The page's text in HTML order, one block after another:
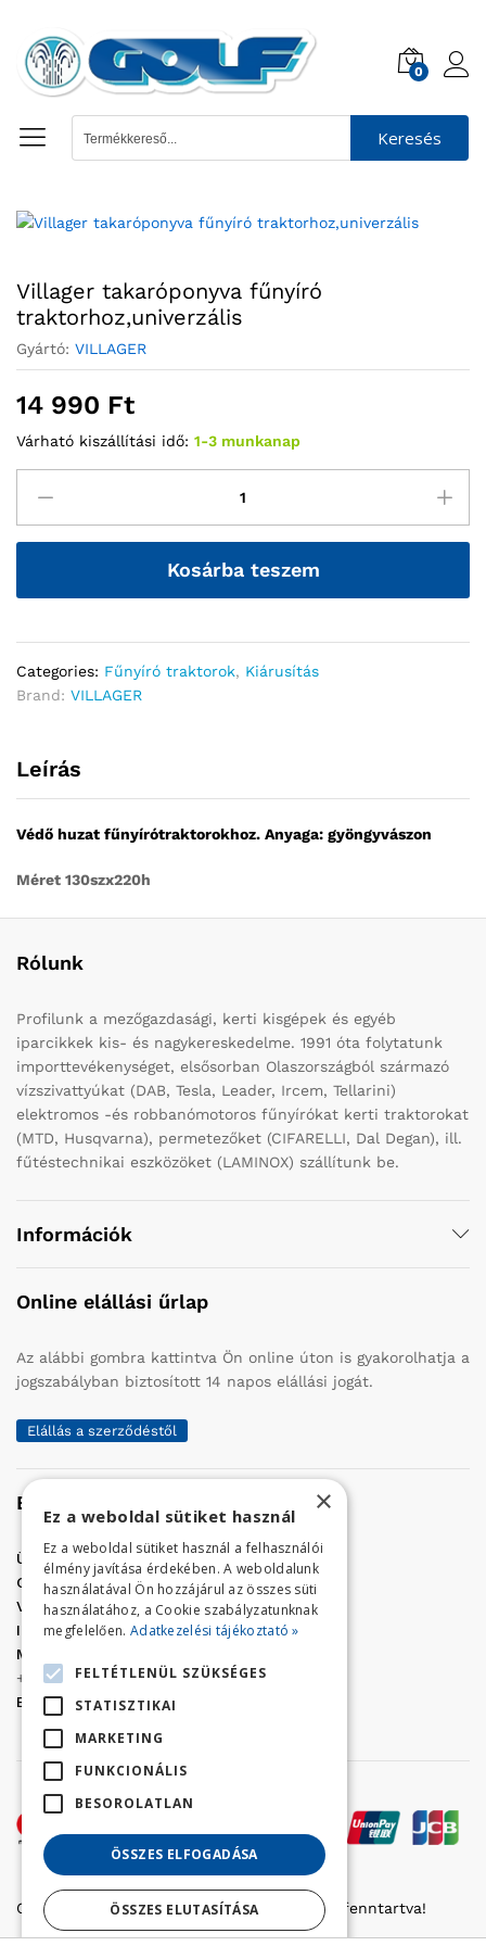
0
Keresés
Villager takaróponyva fűnyíró
traktorhoz,univerzális
Gyártó: VILLAGER
14 990 Ft
Várható kiszállítási idő: 1-3 munkanap
Kosárba teszem
Categories: Fűnyíró traktorok, Kiárusítás
Brand: VILLAGER
Leírás
Védő huzat fűnyírótraktorokhoz. Anyaga: gyöngyvászon
Méret 130szx220h
Rólunk
Profilunk a mezőgazdasági, kerti kisgépek és egyéb
iparcikkek kis- és nagykereskedelme. 1991 óta folytatunk
importtevékenységet, elsősorban Olaszországból származó
vízszivattyúkat (DAB, Tesla, Leader, Ircem, Tellarini)
elektromos -és robbanómotoros fűnyírókat kerti traktorokat
(MTD, Husqvarna), permetezőket (CIFARELLI, Dal Degan), ill.
fűtéstechnikai eszközöket (LAMINOX) szállítunk be.
Információk
Online elállási űrlap
Az alábbi gombra kattintva Ön online úton is gyakorolhatja a
jogszabályban biztosított 14 napos elállási jogát.
Elállás a szerződéstől
Elérhetőség
Üzletünk címe:Szolnok, Vércse út 17.
Golf Center Áruház:
06 (56) 423-324
VÁR-Kert Áruház: 06 (56) 429-771
Iroda:06 (56) 421-857
Megrendelés, termék információ:
+36 (70) 938-3356
E-mail:
golfaruhaz@gmail.com
Copyright © 2022 Golfker Kft. - Minden jog fenntartva!
×
Ez a weboldal sütiket használ
Ez a weboldal sütiket használ a felhasználói
élmény javítása érdekében. A weboldalunk
használatával Ön hozzájárul az összes süti
használatához, a Cookie szabályzatunknak
megfelelően. Adatkezelési tájékoztató »
FELTÉTLENÜL SZÜKSÉGES
STATISZTIKAI
MARKETING
FUNKCIONÁLIS
BESOROLATLAN
ÖSSZES ELFOGADÁSA
ÖSSZES ELUTASÍTÁSA